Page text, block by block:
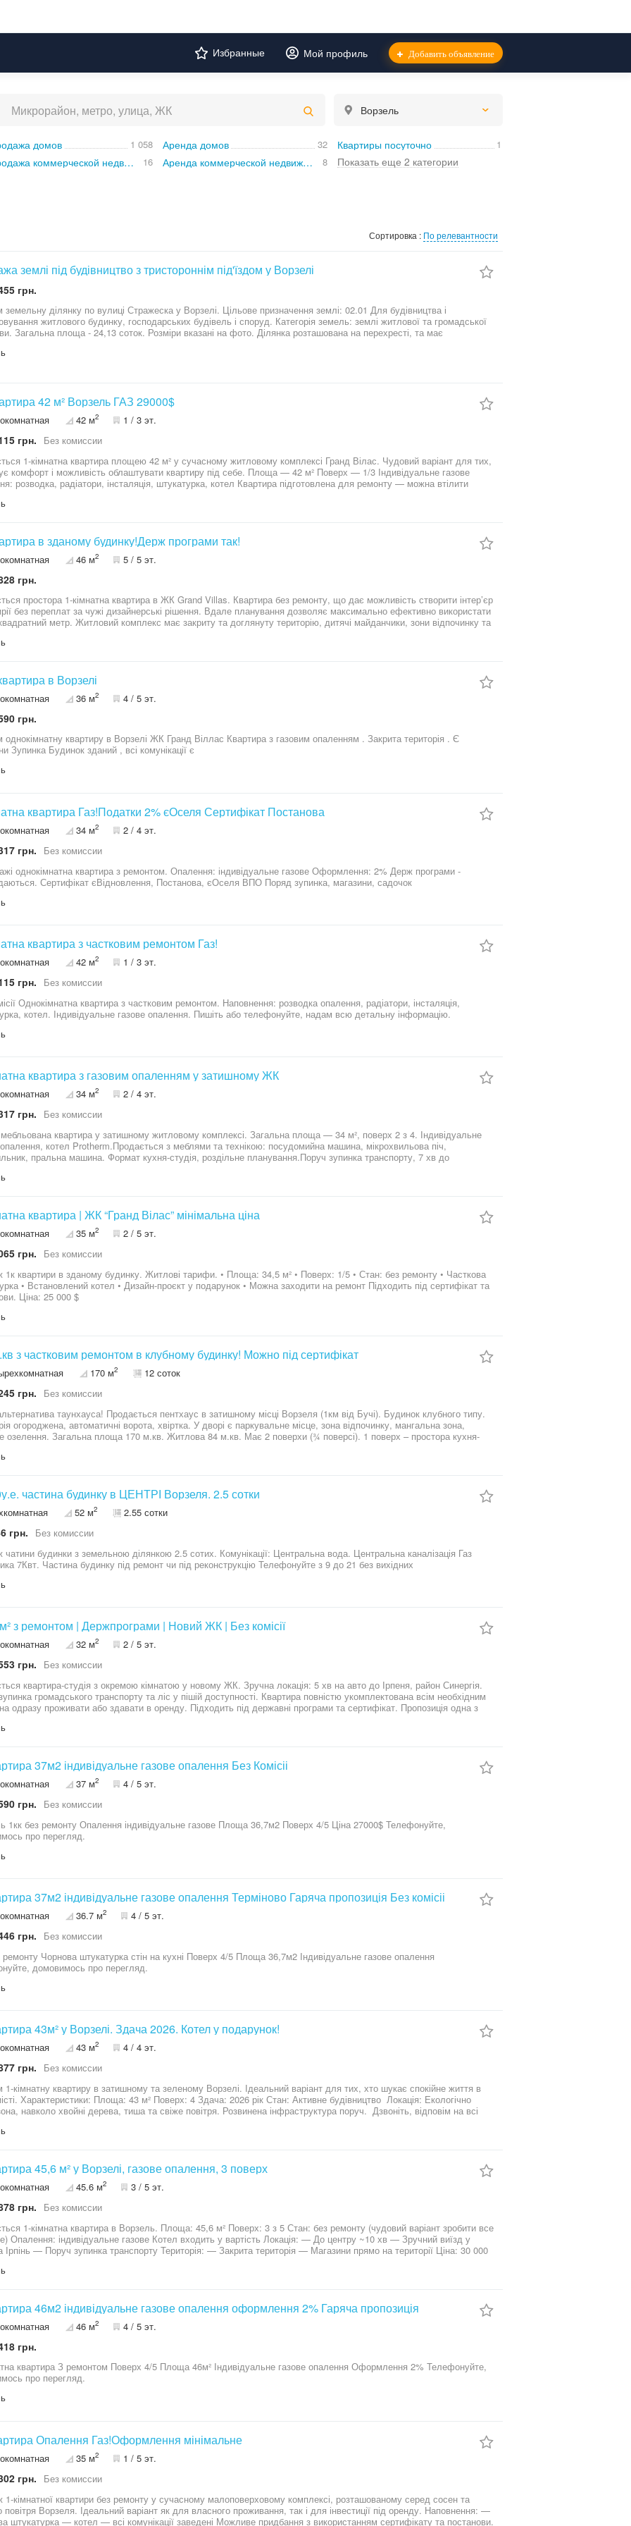
Избранные Мой профиль Добавить объявление
Ворзель
домов 1 058
Продажа коммерческой недвижимости 16
Аренда домов 32
Аренда коммерческой недвижимости 8
Квартиры посуточно 1
Показать еще 2 категории
Сортировка : По релевантности
землі під будівництво з тристороннім під'їздом у Ворзелі
грн.
ділянку по вулиці Стражеска у Ворзелі. Цільове призначення землі: 02.01 Для будівництва і
житлового будинку, господарських будівель і споруд. Категорія земель: землі житлової та громадської
Загальна площа - 24,13 соток. Розміри вказані на фото. Ділянка розташована на перехресті, та має
1-к квартира 42 м² Ворзель ГАЗ 29000$
42 м2 1 / 3 эт.
грн.
Без комиссии
1-кімнатна квартира площею 42 м² у сучасному житловому комплексі Гранд Вілас. Чудовий варіант для тих,
і можливість облаштувати квартиру під себе. Площа — 42 м² Поверх — 1/3 Індивідуальне газове
розводка, радіатори, інсталяція, штукатурка, котел Квартира підготовлена для ремонту — можна втілити
$ Телефонуйте — домовимось про перегляд!
в зданому будинку!Держ програми так!
46 м2 5 / 5 эт.
грн.
1-кімнатна квартира в ЖК Grand Villas. Квартира без ремонту, що дає можливість створити інтер’єр
без переплат за чужі дизайнерські рішення. Вдале планування дозволяє максимально ефективно використати
має закриту та доглянуту територію, дитячі майданчики, зони відпочинку та
Зручний виїзд до Києва, що робить квартиру чудовим варіантом як для власного
в Ворзелі
36 м2 4 / 5 эт.
грн.
квартиру в Ворзелі ЖК Гранд Віллас Квартира з газовим опаленням . Закрита територія . Є
магазини Зупинка Будинок зданий , всі комунікації є
квартира Газ!Податки 2% єОселя Сертифікат Постанова
34 м2 2 / 4 эт.
грн.
Без комиссии
квартира з ремонтом. Опалення: індивідуальне газове Оформлення: 2% Держ програми -
розглядаються. Сертифікат єВідновлення, Постанова, єОселя ВПО Поряд зупинка, магазини, садочок
квартира з частковим ремонтом Газ!
42 м2 1 / 3 эт.
грн.
Без комиссии
опалення, радіатори, інсталяція,
штукатурка, котел. Індивідуальне газове опалення. Пишіть або телефонуйте, надам всю детальну інформацію.
квартира з газовим опаленням у затишному ЖК
34 м2 2 / 4 эт.
грн.
Без комиссии
квартира у затишному житловому комплексі. Загальна площа — 34 м², поверх 2 з 4. Індивідуальне
опалення, котел Protherm.Продається з меблями та технікою: посудомийна машина, мікрохвильова піч,
пральна машина. Формат кухня-студія, роздільне планування.Поруч зупинка транспорту, 7 хв до
Без комісії для покупця!ID: 2666 Телефонуйте — домовимось про перегляд! Марина, АН «Квартал»
квартира | ЖК “Гранд Вілас” мінімальна ціна
35 м2 2 / 5 эт.
грн.
Без комиссии
в зданому будинку. Житлові тарифи. • Площа: 34,5 м² • Поверх: 1/5 • Стан: без ремонту • Часткова
на ремонт Підходить під сертифікат та
постанови. Ціна: 25 000 $
з частковим ремонтом в клубному будинку! Можно під сертифікат
170 м2 12 соток
грн.
Без комиссии
таунхауса! Продається пентхаус в затишному місці Ворзеля (1км від Бучі). Будинок клубного типу.
огороджена, автоматичні ворота, хвіртка. У дворі є паркувальне місце, зона відпочинку, мангальна зона,
Загальна площа 170 м.кв. Житлова 84 м.кв. Має 2 поверхи (¾ поверсі). 1 поверх – простора кухня-
та з середини. Зроблений частковий ремонт: розведена електрика, сантехніка,
лічильник день-ніч. Зручний виїзд на Київ. Поряд лісова зона. До центральній частині Бучі 5
для покупця! Возможна продажа по сертифікату Є Відновлення або
постанові Звертайтесь, зустрінемось на перегляд! Надія 09******78
частина будинку в ЦЕНТРІ Ворзеля. 2.5 сотки
52 м2 2.55 сотки
грн.
Без комиссии
будинки з земельною ділянкою 2.5 сотих. Комунікації: Центральна вода. Центральна каналізація Газ
Електрика 7Квт. Частина будинку під ремонт чи під реконструкцію Телефонуйте з 9 до 21 без вихідних
з ремонтом | Держпрограми | Новий ЖК | Без комісії
32 м2 2 / 5 эт.
грн.
Без комиссии
квартира-студія з окремою кімнатою у новому ЖК. Зручна локація: 5 хв на авто до Ірпеня, район Синергія.
громадського транспорту та ліс у пішій доступності. Квартира повністю укомплектована всім необхідним
проживати або здавати в оренду. Підходить під державні програми та сертифікат. Пропозиція одна з
37м2 індивідуальне газове опалення Без Комісіі
37 м2 4 / 5 эт.
грн.
Без комиссии
про перегляд.
37м2 індивідуальне газове опалення Терміново Гаряча пропозиція Без комісіі
36.7 м2 4 / 5 эт.
грн.
Без комиссии
ремонту Чорнова штукатурка стін на кухні Поверх 4/5 Площа 36,7м2 Індивідуальне газове опалення
домовимось про перегляд.
43м² у Ворзелі. Здача 2026. Котел у подарунок!
43 м2 4 / 4 эт.
грн.
Без комиссии
кімнатну квартиру в затишному та зеленому Ворзелі. Ідеальний варіант для тих, хто шукає спокійне життя в
будівництво ​ ​Локація: Екологічно
навколо хвойні дерева, тиша та свіже повітря. Розвинена інфраструктура поруч. ​ Дзвоніть, відповім на всі
45,6 м² у Ворзелі, газове опалення, 3 поверх
45.6 м2 3 / 5 эт.
грн.
Без комиссии
квартира в Ворзель. Площа: 45,6 м² Поверх: 3 з 5 Стан: без ремонту (чудовий варіант зробити все
Опалення: індивідуальне газове Котел входить у вартість Локація: — До центру ~10 хв — Зручний виїзд у
зупинка транспорту Територія: — Закрита територія — Магазини прямо на території Ціна: 30 000
46м2 індивідуальне газове опалення оформлення 2% Гаряча пропозиція
46 м2 4 / 5 эт.
грн.
Поверх 4/5 Площа 46м² Індивідуальне газове опалення Оформлення 2% Телефонуйте,
про перегляд.
Опалення Газ!Оформлення мінімальне
35 м2 1 / 5 эт.
грн.
Без комиссии
1-кімнатної квартири без ремонту у сучасному малоповерховому комплексі, розташованому серед сосен та
повітря Ворзеля. Ідеальний варіант як для власного проживання, так і для інвестиції під оренду. Наповнення: —
комунікації заведені Можливе придбання з використанням сертифікату та постанови.